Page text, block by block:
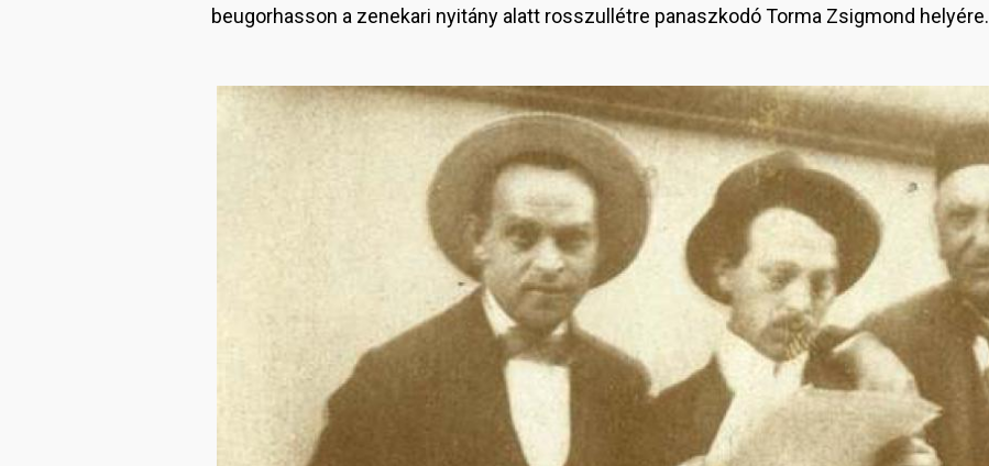
beugorhasson a zenekari nyitány alatt rosszullétre panaszkodó Torma Zsigmond helyére.